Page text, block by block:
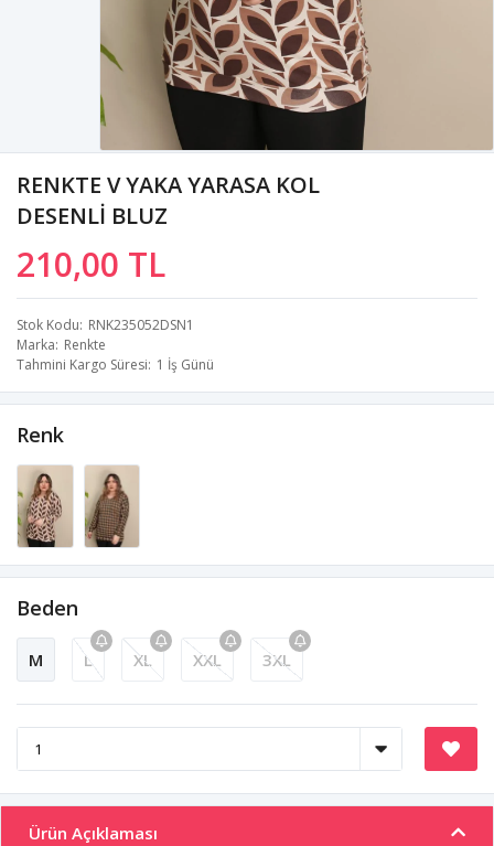
RENKTE V YAKA YARASA KOL
DESENLİ BLUZ
210,00 TL
Stok Kodu RNK235052DSN1
Marka Renkte
Tahmini Kargo Süresi 1 İş Günü
Renk
Beden
M L XL XXL 3XL
Ürün Açıklaması